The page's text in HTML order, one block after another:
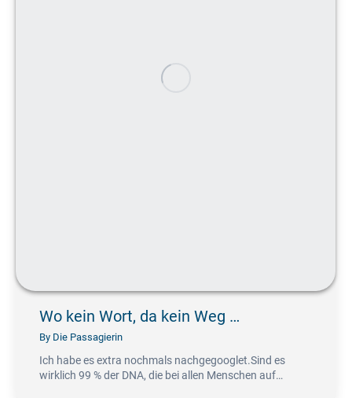
Wo kein Wort, da kein Weg …
By Die Passagierin
Ich habe es extra nochmals nachgegooglet.Sind es
wirklich 99 % der DNA, die bei allen Menschen auf…